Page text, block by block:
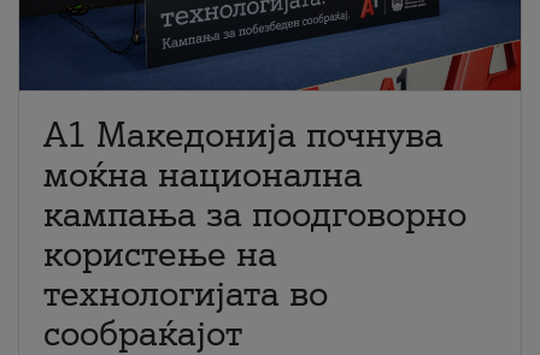
A1 Македонија почнува
моќна национална
кампања за поодговорно
користење на
технологијата во
сообраќајот